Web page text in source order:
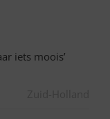
iets moois’